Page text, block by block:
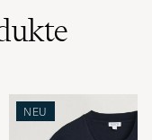
NEU